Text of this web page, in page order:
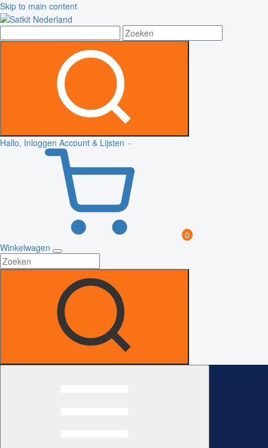
Skip to main content
Hallo, Inloggen Account & Lijsten
0
Winkelwagen